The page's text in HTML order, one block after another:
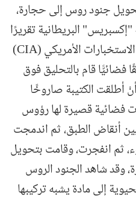
جنود روس إلى حجارة،
صحيفة "إكسبريس" البريطانية تقريرًا
قالت إنه يمثل ورقةً سريّةً لجهاز الاستخبارات الأمريكي (CIA)
طبقًا فضائيًّا قام بالتحليق فوق
أطلقت الكتيبة صاروخًا
فخرجت (5) كائنات فضائية قصيرة لها رؤوس
أنقاض الطبق، ثم اندمجت
ثم انفجرت، وقامت بتحويل
وقد شاهد الجنود الروس
إلى مادة يشبه تركيبها